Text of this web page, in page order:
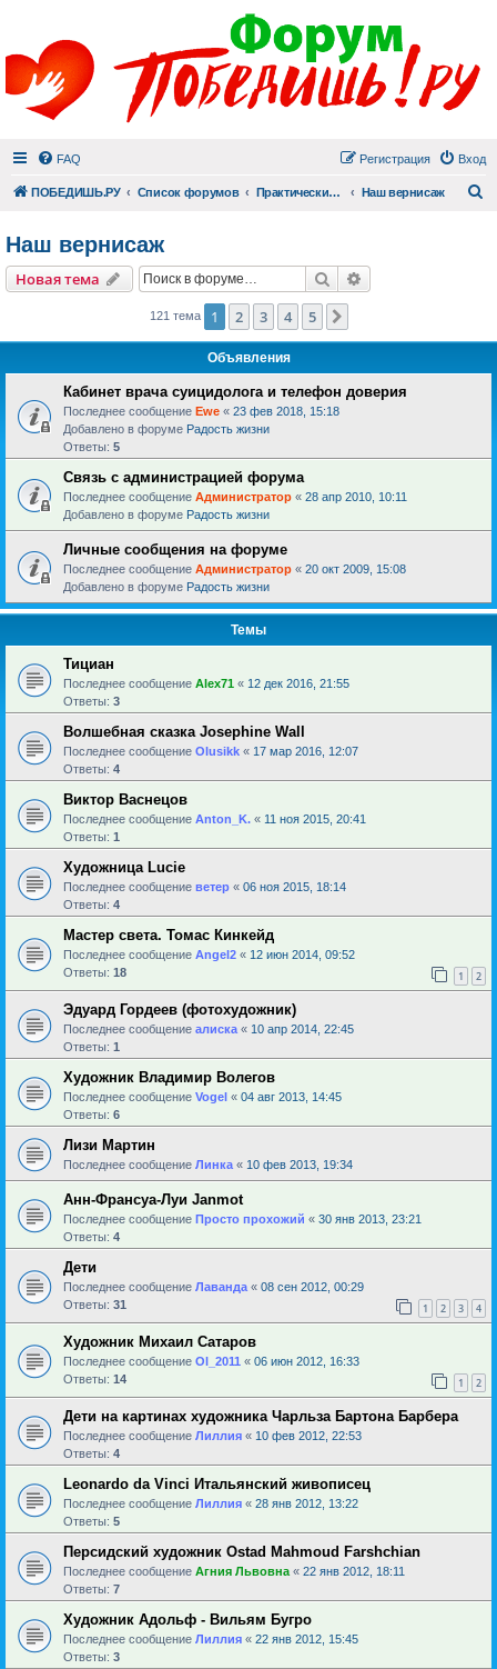
FAQ Вход
Регистрация
ПОБЕДИШЬ.РУ Список форумов Практический раздел Наш вернисаж
Наш вернисаж
Новая тема Поиск
121 тема 1 2 3 4 5
Объявления
Кабинет врача суицидолога и телефон доверия
Последнее сообщение Ewe « 23 фев 2018, 15:18
Добавлено в форуме Радость жизни
Ответы: 5
Связь с администрацией форума
Последнее сообщение Администратор « 28 апр 2010, 10:11
Добавлено в форуме Радость жизни
Личные сообщения на форуме
Последнее сообщение Администратор « 20 окт 2009, 15:08
Добавлено в форуме Радость жизни
Темы
Тициан
Последнее сообщение Alex71 « 12 дек 2016, 21:55
Ответы: 3
Волшебная сказка Josephine Wall
Последнее сообщение Olusikk « 17 мар 2016, 12:07
Ответы: 4
Виктор Васнецов
Последнее сообщение Anton_K. « 11 ноя 2015, 20:41
Ответы: 1
Художница Lucie
Последнее сообщение ветер « 06 ноя 2015, 18:14
Ответы: 4
Мастер света. Томас Кинкейд
Последнее сообщение Angel2 « 12 июн 2014, 09:52
Ответы: 18 1 2
Эдуард Гордеев (фотохудожник)
Последнее сообщение алиска « 10 апр 2014, 22:45
Ответы: 1
Художник Владимир Волегов
Последнее сообщение Vogel « 04 авг 2013, 14:45
Ответы: 6
Лизи Мартин
Последнее сообщение Линка « 10 фев 2013, 19:34
Анн-Франсуа-Луи Janmot
Последнее сообщение Просто прохожий « 30 янв 2013, 23:21
Ответы: 4
Дети
Последнее сообщение Лаванда « 08 сен 2012, 00:29
Ответы: 31 1 2 3 4
Художник Михаил Сатаров
Последнее сообщение Ol_2011 « 06 июн 2012, 16:33
Ответы: 14 1 2
Дети на картинах художника Чарльза Бартона Барбера
Последнее сообщение Лиллия « 10 фев 2012, 22:53
Ответы: 4
Leonardo da Vinci Итальянский живописец
Последнее сообщение Лиллия « 28 янв 2012, 13:22
Ответы: 5
Персидский художник Ostad Mahmoud Farshchian
Последнее сообщение Агния Львовна « 22 янв 2012, 18:11
Ответы: 7
Художник Адольф - Вильям Бугро
Последнее сообщение Лиллия « 22 янв 2012, 15:45
Ответы: 3